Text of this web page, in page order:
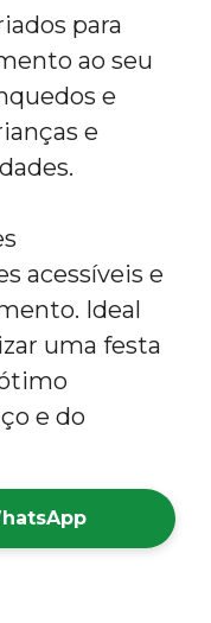
para
ao seu
e
e
acessíveis e
Ideal
uma festa
e do